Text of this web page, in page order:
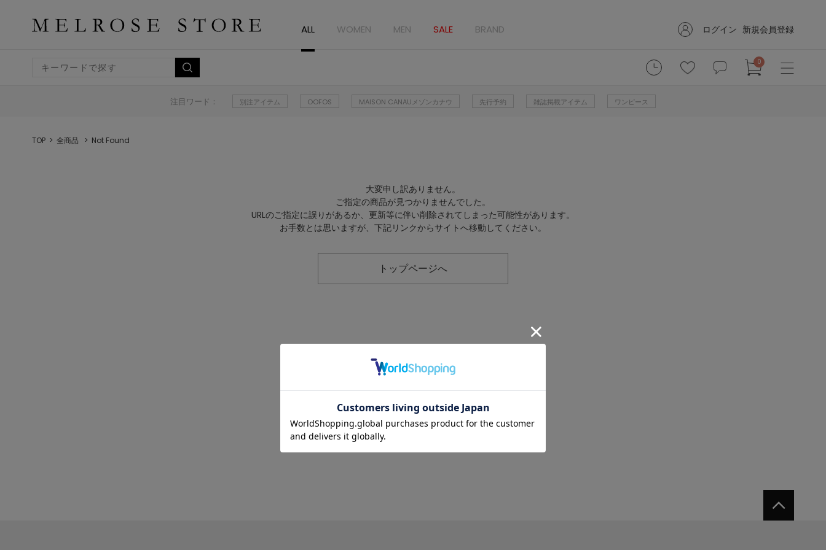
ALL WOMEN MEN SALE BRAND ログイン 新規会員登録
0
注目ワード： 別注アイテム OOFOS MAISON CANAUメゾンカナウ 先行予約 雑誌掲載アイテム ワンピース
TOP 全商品 Not Found
大変申し訳ありません。
ご指定の商品が見つかりませんでした。
URLのご指定に誤りがあるか、更新等に伴い削除されてしまった可能性があります。
お手数とは思いますが、下記リンクからサイトへ移動してください。
トップページへ